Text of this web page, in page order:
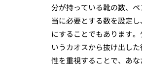
分が持っている靴の数、
当に必要とする数を設定
にすることでもあります
いうカオスから抜け出し
性を重視することで、あ